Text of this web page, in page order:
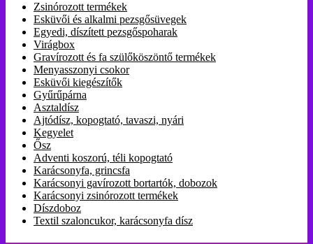
Zsinórozott termékek
Esküvői és alkalmi pezsgősüvegek
Egyedi, díszített pezsgőspoharak
Virágbox
Gravírozott és fa szülőköszöntő termékek
Menyasszonyi csokor
Esküvői kiegészítők
Gyűrűpárna
Asztaldísz
Ajtódísz, kopogtató, tavaszi, nyári
Kegyelet
Ősz
Adventi koszorú, téli kopogtató
Karácsonyfa, grincsfa
Karácsonyi gavírozott bortartók, dobozok
Karácsonyi zsinórozott termékek
Díszdoboz
Textil szaloncukor, karácsonyfa dísz